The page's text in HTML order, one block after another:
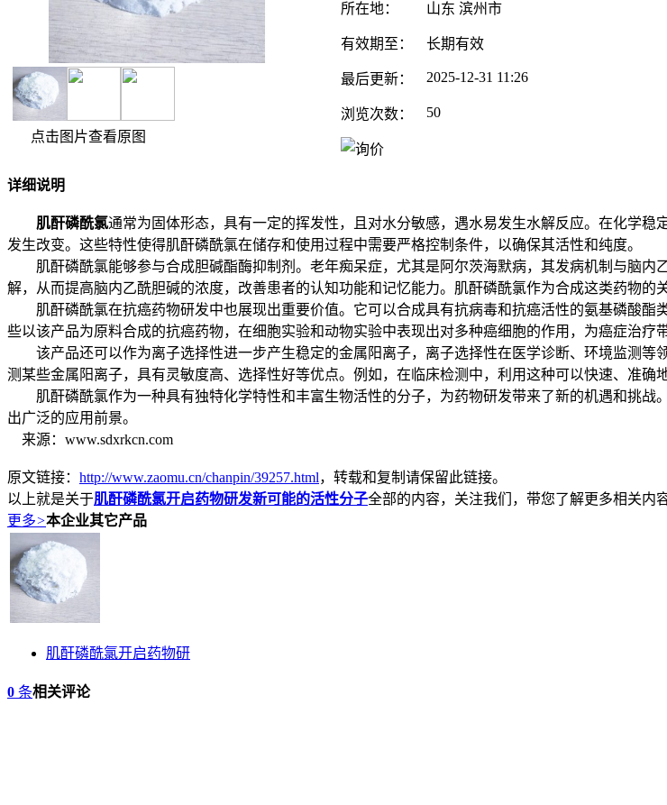
点击图片查看原图
所在地： 山东 滨州市
有效期至： 长期有效
最后更新： 2025-12-31 11:26
浏览次数： 50
详细说明
肌酐磷酰氯通常为固体形态，具有一定的挥发性，且对水分敏感，遇水易发生水解反应。在化学
发生改变。这些特性使得肌酐磷酰氯在储存和使用过程中需要严格控制条件，以确保其活性和纯度。
肌酐磷酰氯能够参与合成胆碱酯酶抑制剂。老年痴呆症，尤其是阿尔茨海默病，其发病机制与脑内
解，从而提高脑内乙酰胆碱的浓度，改善患者的认知功能和记忆能力。肌酐磷酰氯作为合成这类药物的
肌酐磷酰氯在抗癌药物研发中也展现出重要价值。它可以合成具有抗病毒和抗癌活性的氨基磷酸酯
些以该产品为原料合成的抗癌药物，在细胞实验和动物实验中表现出对多种癌细胞的作用，为癌症治疗
该产品还可以作为离子选择性进一步产生稳定的金属阳离子，离子选择性在医学诊断、环境监测等
测某些金属阳离子，具有灵敏度高、选择性好等优点。例如，在临床检测中，利用这种可以快速、准确
肌酐磷酰氯作为一种具有独特化学特性和丰富生物活性的分子，为药物研发带来了新的机遇和挑战
出广泛的应用前景。
来源：www.sdxrkcn.com
原文链接： http://www.zaomu.cn/chanpin/39257.html，转载和复制请保留此链接。
以上就是关于肌酐磷酰氯开启药物研发新可能的活性分子全部的内容，关注我们，带您了解更多相关内容
更多>本企业其它产品
肌酐磷酰氯开启药物研
0 条相关评论